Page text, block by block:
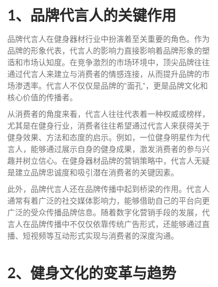
1、品牌代言人的关键作用
品牌代言人在健身器材行业中扮演着至关重要的角色。作为
品牌的形象代表，代言人的影响力直接影响着品牌形象的塑
造和市场认知度。在竞争激烈的市场环境中，顶尖品牌往往
通过代言人来建立与消费者的情感连接，从而提升品牌的市
场渗透率。代言人不仅仅是品牌的“面孔”，更是品牌文化和
核心价值的传播者。
从消费者的角度来看，代言人往往代表着一种权威或榜样，
尤其是在健身行业，消费者往往希望通过代言人来获得关于
健身效果、方法和态度的启示。例如，一位健身明星作为代
言人，能够通过展示自身的健身成果，激发消费者的参与兴
趣并树立信心。在健身器材品牌的营销策略中，代言人无疑
是建立品牌忠诚度和吸引潜在消费者的关键因素。
此外，品牌代言人还在品牌传播中起到桥梁的作用。代言人
通常有着广泛的社交媒体影响力，能够借助自己的平台向更
广泛的受众传播品牌信息。随着数字化营销手段的发展，代
言人在品牌传播中不仅仅依靠传统广告形式，还能够通过直
播、短视频等互动形式实现与消费者的深度沟通。
2、健身文化的变革与趋势